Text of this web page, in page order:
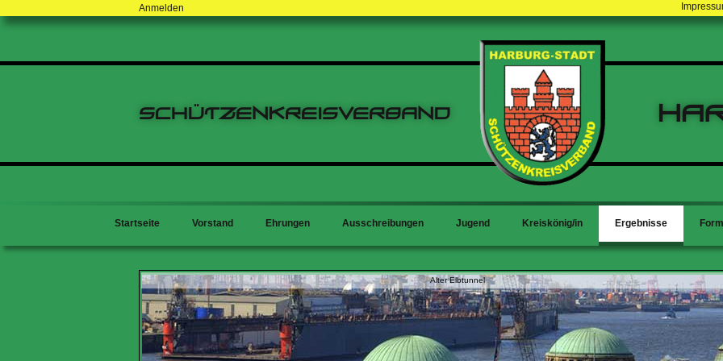
Anmelden
Schützenkreisverband
Startseite Vorstand Ehrungen Ausschreibungen Jugend Kreiskönig/in Ergebnisse
Alter Elbtunnel